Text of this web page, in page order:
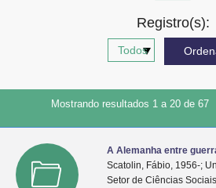
Registro(s):
Mostrando resultados 1 a 20 de 67
A Alemanha entre
Scatolin, Fábio, 1956-;
Setor de Ciências